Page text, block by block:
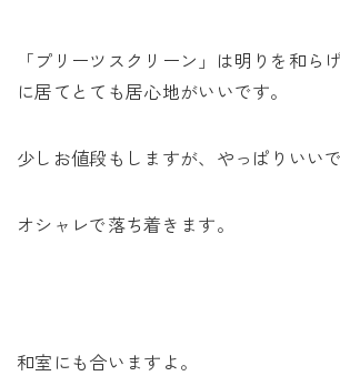
「プリーツスクリーン」は明りを和ら
に居てとても居心地がいいです。
少しお値段もしますが、やっぱりいいで
オシャレで落ち着きます。
和室にも合いますよ。